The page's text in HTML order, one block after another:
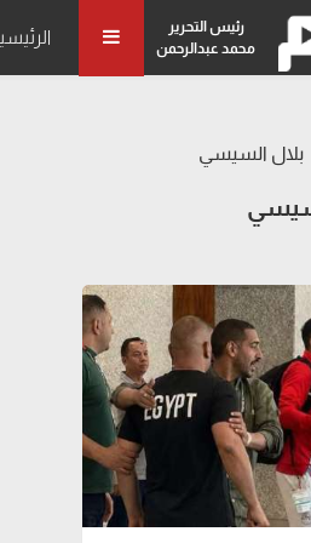
رئيس التحرير
محمد عبدالرحمن
بلال السيسي